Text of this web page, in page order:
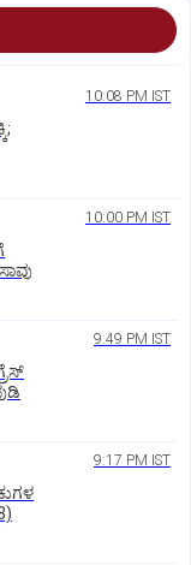
10:08 PM IST
10:00 PM IST
9:49 PM IST
9:17 PM IST